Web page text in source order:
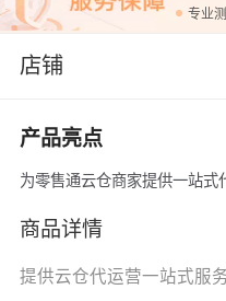
专业
店铺
产品亮点
为零售通云仓商家提供一站式
商品详情
提供云仓代运营一站式服